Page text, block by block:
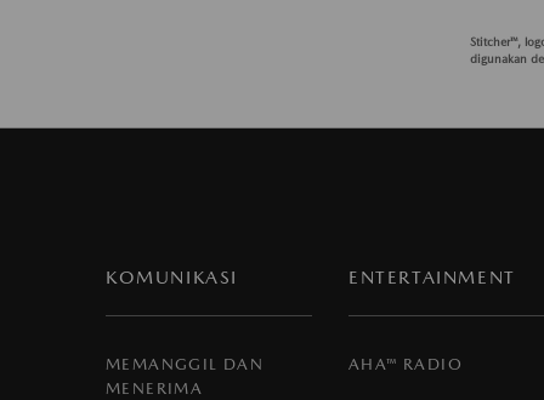
Stitcher™,
digunakan
KOMUNIKASI
MEMANGGIL DAN
MENERIMA
ENTERTAINMENT
AHA™ RADIO